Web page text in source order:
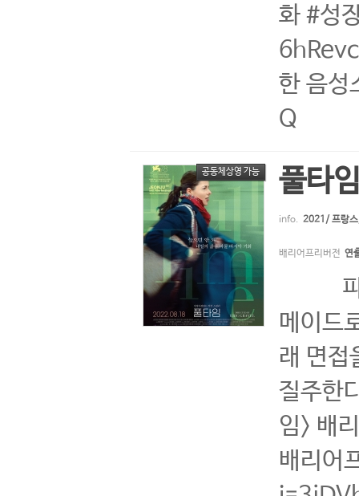
화 #성
한 음
Q
공동체상영 가능 풀타
info. 2021/ 프랑스
배리어프리버전 연
파리
메이드
래 면접
질주한
임> 배
배리어